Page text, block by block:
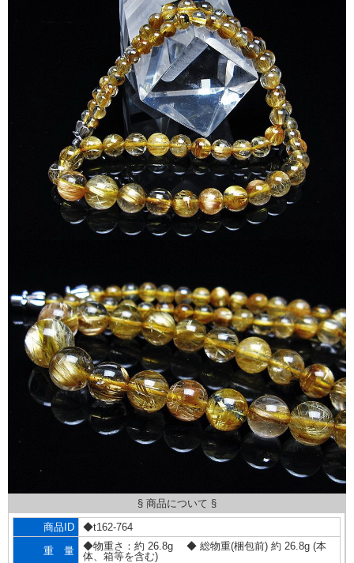
§ 商品について §
商品ID
◆t162-764
重 量
◆物重さ：約 26.8g ◆ 総物重(梱包前) 約 26.8g (本
体、箱等を含む)